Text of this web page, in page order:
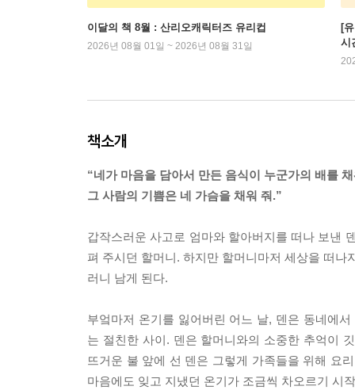
이달의 책 8월 : 산리오캐릭터즈 유리컵
2026년 08월 01일 ~ 2026년 08월 31일
[
시
책소개
“네가 마음을 담아서 만든 음식이 누군가의 배를
그 사람의 기쁨은 네 가슴을 채워 줘.”
갑작스러운 사고로 엄마와 할아버지를 떠나 보낸
펴 주시던 할머니. 하지만 할머니마저 세상을 떠
러니 남게 된다.
부엌마저 온기를 잃어버린 어느 날, 덴은 동네에
는 절친한 사이. 덴은 할머니와의 소중한 추억이
뜨거운 불 앞에 선 덴은 그렇게 가족들을 위해 요
마음에도 잊고 지냈던 온기가 조금씩 차오르기 시